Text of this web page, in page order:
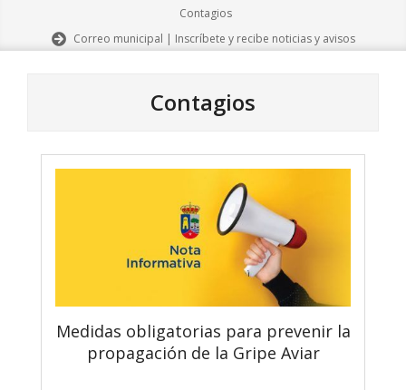
Contagios
Correo municipal | Inscríbete y recibe noticias y avisos
Contagios
Medidas obligatorias para prevenir la
propagación de la Gripe Aviar